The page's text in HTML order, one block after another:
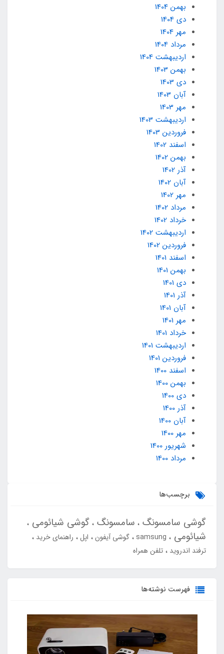
بهمن 1404
دی 1404
مهر 1404
مرداد 1404
ارديبهشت 1404
بهمن 1403
دی 1403
آبان 1403
مهر 1403
ارديبهشت 1403
فروردین 1403
اسفند 1402
بهمن 1402
آذر 1402
آبان 1402
مهر 1402
مرداد 1402
خرداد 1402
ارديبهشت 1402
فروردین 1402
اسفند 1401
بهمن 1401
دی 1401
آذر 1401
آبان 1401
مهر 1401
خرداد 1401
ارديبهشت 1401
فروردین 1401
اسفند 1400
بهمن 1400
دی 1400
آذر 1400
آبان 1400
مهر 1400
شهریور 1400
مرداد 1400
برچسب‌ها
گوشی سامسونگ سامسونگ گوشی شیائومی
شیائومی
samsung گوشی آیفون اپل
راهنمای خرید
ترفند اندروید
تلفن همراه
فهرست نوشته‌ها